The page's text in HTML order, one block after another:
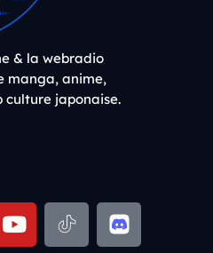
& la webradio
manga, anime,
culture japonaise.